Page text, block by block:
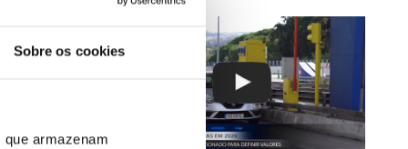
Sobre os cookies
armazenam